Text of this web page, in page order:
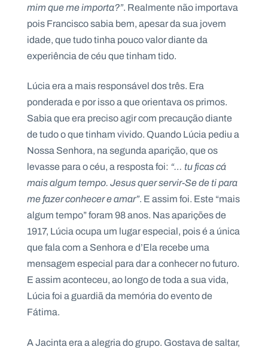
mim que me importa?”. Realmente não importava
pois Francisco sabia bem, apesar da sua jovem
idade, que tudo tinha pouco valor diante da
experiência de céu que tinham tido.
Lúcia era a mais responsável dos três. Era
ponderada e por isso a que orientava os primos.
Sabia que era preciso agir com precaução diante
de tudo o que tinham vivido. Quando Lúcia pediu a
Nossa Senhora, na segunda aparição, que os
levasse para o céu, a resposta foi: “… tu ficas cá
mais algum tempo. Jesus quer servir-Se de ti para
me fazer conhecer e amar”. E assim foi. Este “mais
algum tempo” foram 98 anos. Nas aparições de
1917, Lúcia ocupa um lugar especial, pois é a única
que fala com a Senhora e d’Ela recebe uma
mensagem especial para dar a conhecer no futuro.
E assim aconteceu, ao longo de toda a sua vida,
Lúcia foi a guardiã da memória do evento de
Fátima.
A Jacinta era a alegria do grupo. Gostava de saltar,